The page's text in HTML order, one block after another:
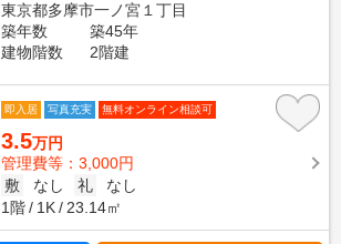
東京都多摩市一ノ宮１丁目
築年数
築45年
建物階数
2階建
即入居 写真充実 無料オンライン相談可
3.5万円
管理費等：3,000円
敷
なし 礼
なし
1階
1K 23.14㎡